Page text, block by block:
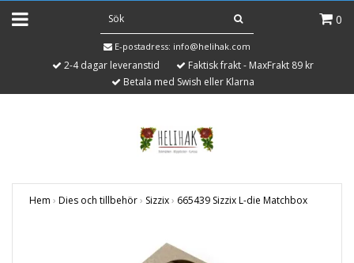
0
E-postadress: info@helihak.com
2-4 dagar leveranstid
Faktisk frakt - MaxFrakt 89 kr
Betala med Swish eller Klarna
Hem › Dies och tillbehör› Sizzix› 665439 Sizzix L-die Matchbox